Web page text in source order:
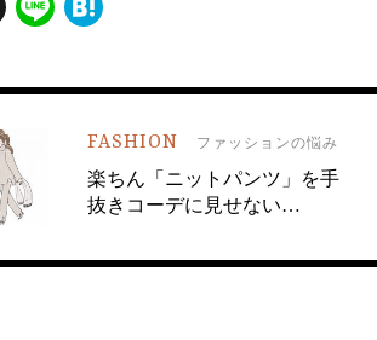
FASHION ファッションの悩み
楽ちん「ニットパンツ」を手
抜きコーデに見せない…